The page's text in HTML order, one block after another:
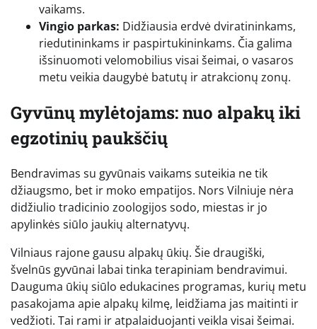
vaikams.
Vingio parkas: Didžiausia erdvė dviratininkams,
riedutininkams ir paspirtukininkams. Čia galima
išsinuomoti velomobilius visai šeimai, o vasaros
metu veikia daugybė batutų ir atrakcionų zonų.
Gyvūnų mylėtojams: nuo alpakų iki
egzotinių paukščių
Bendravimas su gyvūnais vaikams suteikia ne tik
džiaugsmo, bet ir moko empatijos. Nors Vilniuje nėra
didžiulio tradicinio zoologijos sodo, miestas ir jo
apylinkės siūlo jaukių alternatyvų.
Vilniaus rajone gausu alpakų ūkių. Šie draugiški,
švelnūs gyvūnai labai tinka terapiniam bendravimui.
Dauguma ūkių siūlo edukacines programas, kurių metu
pasakojama apie alpakų kilmę, leidžiama jas maitinti ir
vedžioti. Tai rami ir atpalaiduojanti veikla visai šeimai.